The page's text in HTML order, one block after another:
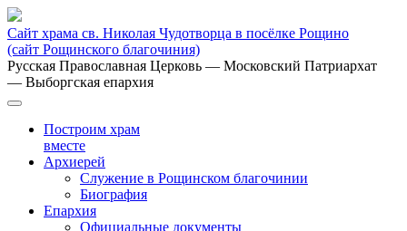
Сайт храма св. Николая Чудотворца в посёлке Рощино
(сайт Рощинского благочиния)
Русская Православная Церковь — Московский Патриархат
— Выборгская епархия
Построим храм
вместе
Архиерей
Служение в Рощинском благочинии
Биография
Епархия
Официальные документы